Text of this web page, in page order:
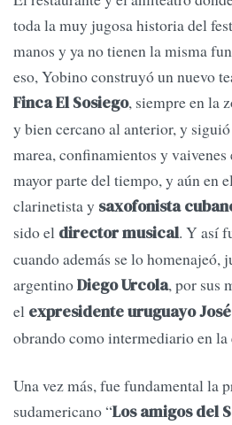
toda la muy jugosa historia del
manos y ya no tienen la misma
eso, Yobino construyó un nuevo
Finca El Sosiego, siempre en la
y bien cercano al anterior, y
marea, confinamientos y
mayor parte del tiempo, y aún en
clarinetista y saxofonista
sido el director musical. Y así
cuando además se lo homenajeó,
argentinoDiego Urcola, por sus
el expresidente uruguayo
obrando como intermediario en la
Una vez más, fue fundamental la
sudamericano “Los amigos del